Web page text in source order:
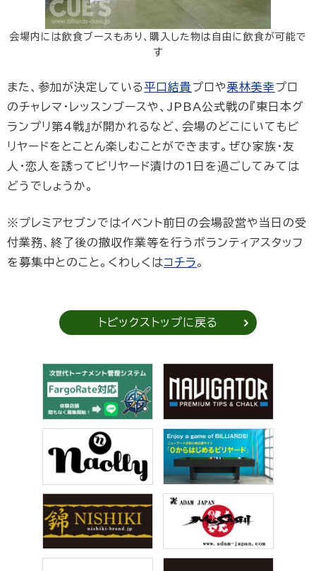
会場内には飲食ブースもあり、購入した物は自由に飲食が可能で
す
また、参加が決定している平口結貴プロや栗林美幸プロ
のチャレマ・レッスンブースや、JPBA公式戦の『東日本グ
ランプリ第4戦』が開かれるなど、会場のどこにいてもビ
リヤードをとことん楽しむことができます。ぜひ家族・友
人・恋人を誘ってビリヤード漬けの1日を過ごしてみては
どうでしょうか。
※プレミアセブンではイベント前日の会場設営や当日の受
付業務、終了後の撤収作業等を行うボランティアスタッフ
を募集中とのこと。くわしくはコチラ。
トピックストップに戻る